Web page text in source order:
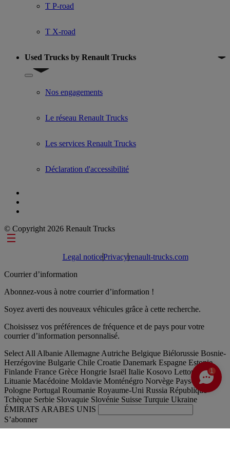
T P-road
T X-road
Used Trucks by Renault Trucks
Show submenu for Used Trucks by Renault Trucks
Nos engagements
Le réseau Renault Trucks
Les services Renault Trucks
Déclaration d'accessibilité
© Copyright 2026 Renault Trucks
Footer links
Legal noticePrivacyrenault-trucks.com
Courrier d’information
Abonnez-vous à notre courrier d’information !
Soyez averti des nouveaux véhicules grâce à cette recherche.
Choisissez vos préférences de fréquence et de pays pour votre
courrier d’information personnalisé.
Select All Albanie Allemagne Autriche Belgique Biélorussie Bosnie-
Herzégovine Bulgarie Chile Croatie Danemark Espagne Estonie
Finlande France Grèce Hongrie Israël Italie Kosovo Lettonie
Lituanie Macédoine Moldavie Monténégro Norvège Pays-Bas
Pologne Portugal Roumanie Royaume-Uni Russia République
Tchèque Serbie Slovaquie Slovénie Suisse Turquie Ukraine
ÉMIRATS ARABES UNIS
S’abonner
1